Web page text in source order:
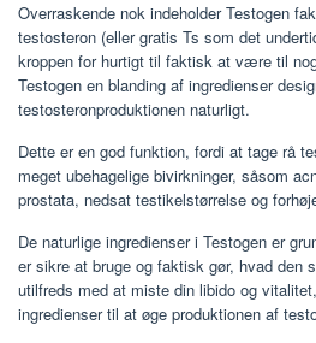
Overraskende nok indeholder Testogen
testosteron (eller gratis Ts som det
kroppen for hurtigt til faktisk at være til
Testogen en blanding af ingredienser
testosteronproduktionen naturligt.
Dette er en god funktion, fordi at tage rå
meget ubehagelige bivirkninger, såsom
prostata, nedsat testikelstørrelse og
De naturlige ingredienser i Testogen er
er sikre at bruge og faktisk gør, hvad den
utilfreds med at miste din libido og
ingredienser til at øge produktionen af